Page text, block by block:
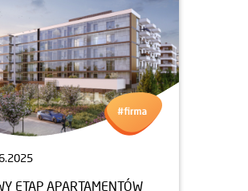
ETAP APARTAMENTÓW